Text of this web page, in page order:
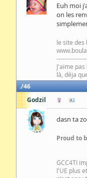
Euh moi
on les
le site des
J'aime
là, déja
46
Godzil
dasn ta
Proud to
GCC4TI
l'UE plus